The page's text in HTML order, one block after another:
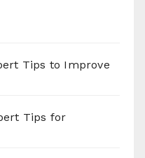
Tips to Improve
Tips for